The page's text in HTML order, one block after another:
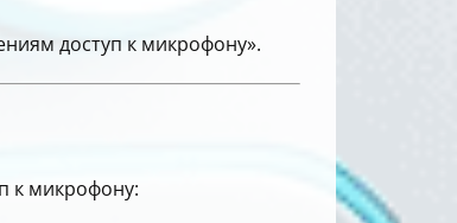
доступ к микрофону».
к микрофону: